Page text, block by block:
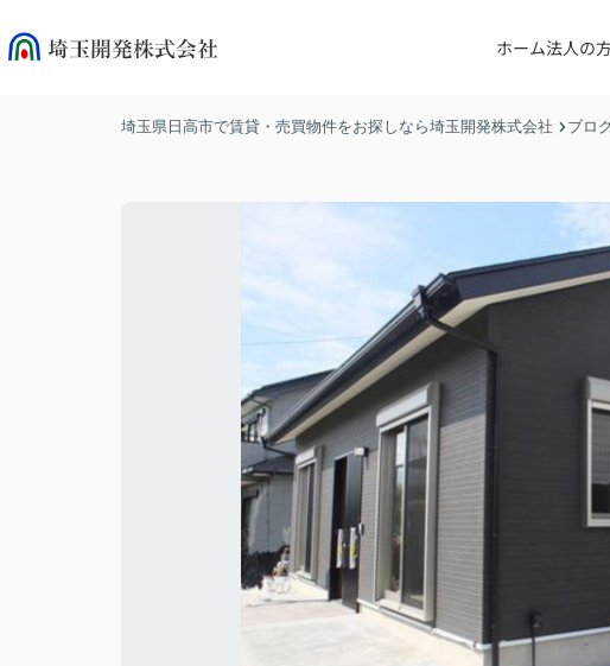
ホーム法人の
埼玉県日高市で賃貸・売買物件をお探しなら埼玉開発株式会社 ブロ